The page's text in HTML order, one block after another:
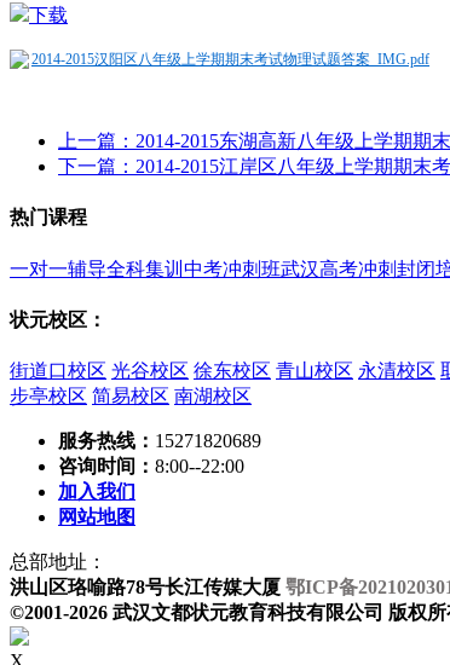
下载
2014-2015汉阳区八年级上学期期末考试物理试题答案_IMG.pdf
上一篇：2014-2015东湖高新八年级上学期期
下一篇：2014-2015江岸区八年级上学期期末
热门课程
一对一辅导全科集训 中考冲刺班武汉高考冲刺封闭
状元校区：
街道口校区 光谷校区 徐东校区 青山校区 永清校区
步亭校区 简易校区 南湖校区
服务热线： 15271820689
咨询时间： 8:00--22:00
加入我们
网站地图
总部地址：
洪山区珞喻路78号长江传媒大厦 鄂ICP备
©2001-2026 武汉文都状元教育科技有限公司 版权